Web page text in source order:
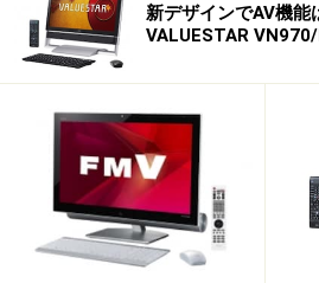
次のページでは、FH56/HDの機能
※記事内容は執筆時点のものです。最
新デザインでAV機能
VALUESTAR